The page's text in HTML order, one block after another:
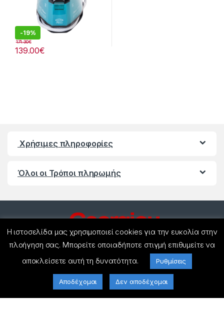
-19%
139.00€
171.30€
Χρήσιμες πληροφορίες
Όλοι οι Τρόποι πληρωμής
Έχετε ερωτήσεις ? Καλέστε
μας!
(+30) 27440 21858
Η ιστοσελίδα μας χρησιμοποιεί cookies για την ευκολία στην
πλοήγηση σας. Μπορείτε οποιαδήποτε στιγμή επιθυμείτε να
αποκλείσετε αυτή τη δυνατότητα.
Ρυθμίσεις
Αποδέχομαι Δεν αποδέχομαι